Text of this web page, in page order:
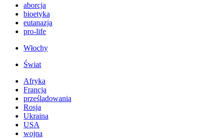
aborcja
bioetyka
eutanazja
pro-life
Włochy
Świat
Afryka
Francja
prześladowania
Rosja
Ukraina
USA
wojna